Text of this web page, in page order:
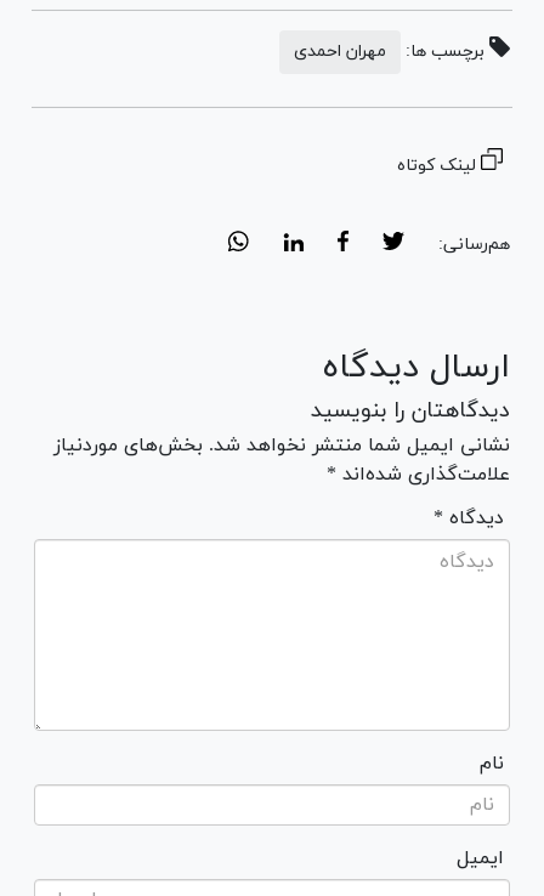
برچسب ها: مهران احمدی
لینک کوتاه
هم‌رسانی:
ارسال دیدگاه
دیدگاهتان را بنویسید
نشانی ایمیل شما منتشر نخواهد شد. بخش‌های موردنیاز
علامت‌گذاری شده‌اند *
* دیدگاه
نام
ایمیل